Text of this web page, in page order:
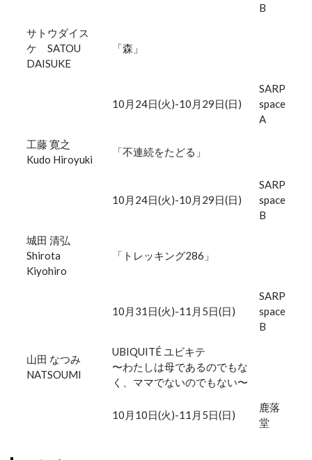
B
サトウダイス
ケ SATOU
DAISUKE
「森」
10月24日(火)-10月29日(日)
SARP
space
A
工藤 寛之
Kudo Hiroyuki
「不連続をたどる」
10月24日(火)-10月29日(日)
SARP
space
B
城田 清弘
Shirota
Kiyohiro
「トレッキング286」
10月31日(火)-11月5日(日)
SARP
space
B
山田 なつみ
NATSOUMI
UBIQUITÉ ユビキテ
〜わたしは母であるのでもな
く、ママでないのでもない〜
10月10日(火)-11月5日(日)
鹿落
堂